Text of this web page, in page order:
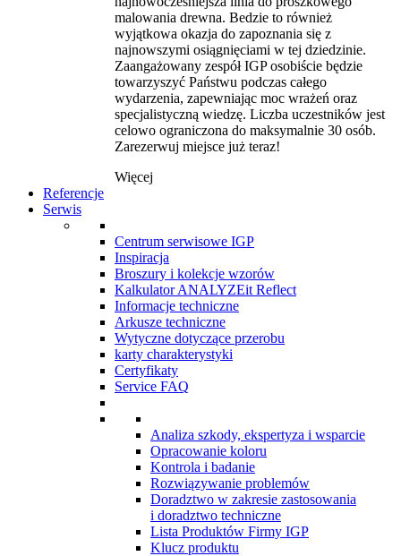
malowania drewna. Bedzie to również
wyjątkowa okazja do zapoznania się z
najnowszymi osiągnięciami w tej dziedzinie.
Zaangażowany zespół IGP osobiście będzie
towarzyszyć Państwu podczas całego
wydarzenia, zapewniając moc wrażeń oraz
specjalistyczną wiedzę. Liczba uczestników jest
celowo ograniczona do maksymalnie 30 osób.
Zarezerwuj miejsce już teraz!
Więcej
Referencje
Serwis
Centrum serwisowe IGP
Inspiracja
Broszury i kolekcje wzorów
Kalkulator ANALYZEit Reflect
Informacje techniczne
Arkusze techniczne
Wytyczne dotyczące przerobu
karty charakterystyki
Certyfikaty
Service FAQ
Analiza szkody, ekspertyza i wsparcie
Opracowanie koloru
Kontrola i badanie
Rozwiązywanie problemów
Doradztwo w zakresie zastosowania
i doradztwo techniczne
Lista Produktów Firmy IGP
Klucz produktu